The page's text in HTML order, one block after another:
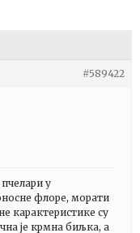
#589422
у
флоре, морати
карактеристике су
је крмна биљка, а